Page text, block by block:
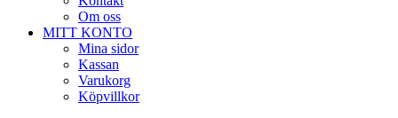
Om oss
MITT KONTO
Mina sidor
Kassan
Varukorg
Köpvillkor